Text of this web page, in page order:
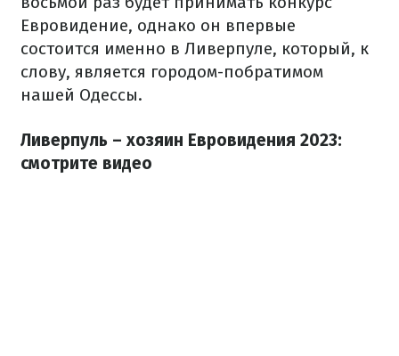
Евровидение, однако он впервые
состоится именно в Ливерпуле, который, к
слову, является городом-побратимом
нашей Одессы.
Ливерпуль – хозяин Евровидения 2023:
смотрите видео